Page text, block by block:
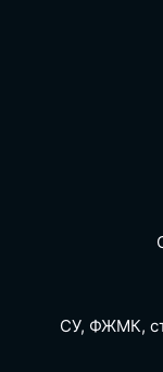
СУ, ФЖМК,